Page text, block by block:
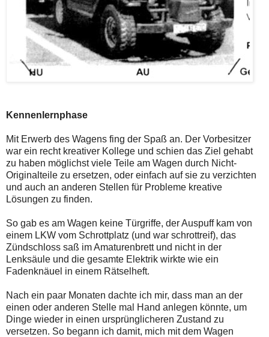
Kennenlernphase
Mit Erwerb des Wagens fing der Spaß an. Der Vorbesitzer
war ein recht kreativer Kollege und schien das Ziel gehabt
zu haben möglichst viele Teile am Wagen durch Nicht-
Originalteile zu ersetzen, oder einfach auf sie zu verzichten
und auch an anderen Stellen für Probleme kreative
Lösungen zu finden.
So gab es am Wagen keine Türgriffe, der Auspuff kam von
einem LKW vom Schrottplatz (und war schrottreif), das
Zündschloss saß im Amaturenbrett und nicht in der
Lenksäule und die gesamte Elektrik wirkte wie ein
Fadenknäuel in einem Rätselheft.
Nach ein paar Monaten dachte ich mir, dass man an der
einen oder anderen Stelle mal Hand anlegen könnte, um
Dinge wieder in einen ursprünglicheren Zustand zu
versetzen. So begann ich damit, mich mit dem Wagen